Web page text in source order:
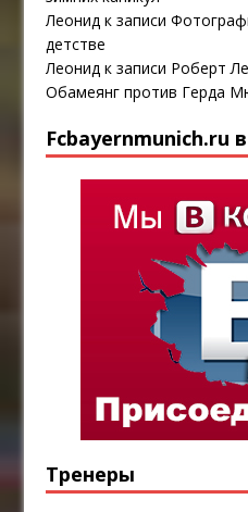
Леонид к записи
детстве
Леонид к записи Роберт
Обамеянг против Герда
Fcbayernmunich.ru
Тренеры